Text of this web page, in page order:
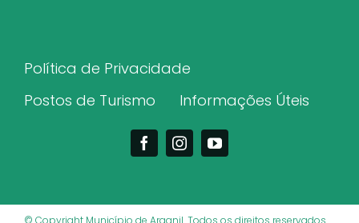
Política de Privacidade
Postos de Turismo
Informações Úteis
© Copyright Município de Arganil. Todos os direitos reservados.